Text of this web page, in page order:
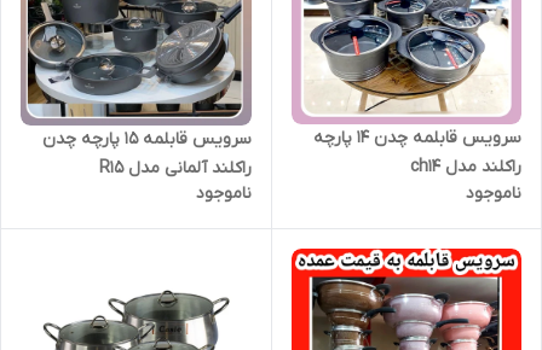
سرویس قابلمه چدن ۱۴ پارچه
راکلند مدل ch14
ناموجود
سرویس قابلمه ۱۵ پارچه چدن
راکلند آلمانی مدل R15
ناموجود